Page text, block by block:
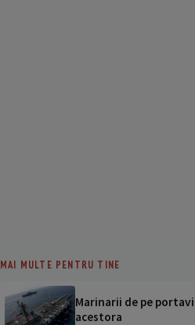
MAI MULTE PENTRU TINE
Marinarii de pe
acestora